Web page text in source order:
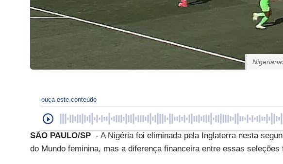
ouça este conteúdo
SÃO PAULO/SP - A Nigéria foi eliminada pela Inglaterra nesta
do Mundo feminina, mas a diferença financeira entre essas